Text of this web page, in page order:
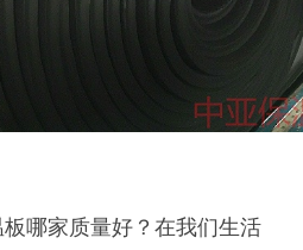
哪家质量好？在我们生活